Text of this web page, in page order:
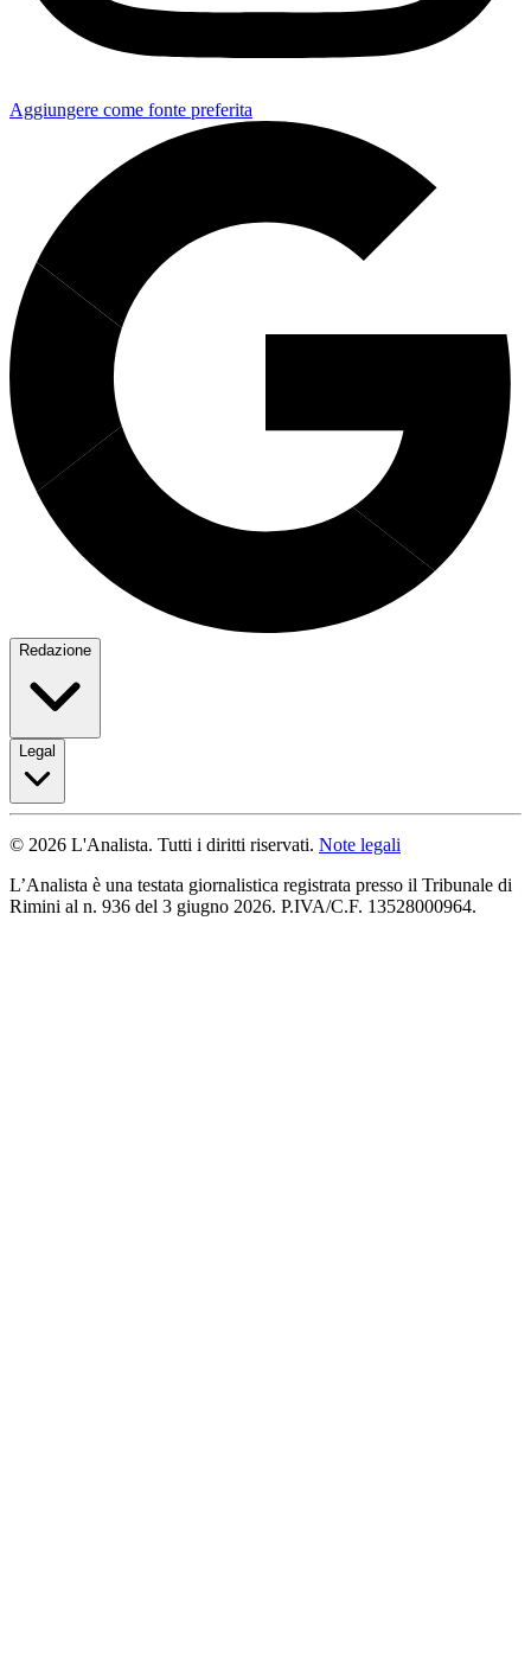
Aggiungere come fonte preferita
Redazione
Legal
© 2026 L'Analista. Tutti i diritti riservati. Note legali
L’Analista è una testata giornalistica registrata presso il Tribunale di
Rimini al n. 936 del 3 giugno 2026. P.IVA/C.F. 13528000964.